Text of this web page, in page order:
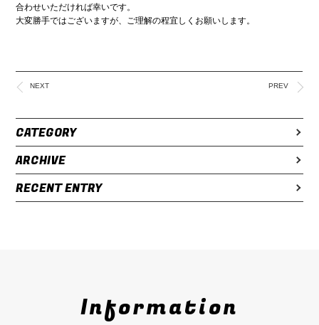
合わせいただければ幸いです。
大変勝手ではございますが、ご理解の程宜しくお願いします。
NEXT PREV
CATEGORY
ARCHIVE
RECENT ENTRY
Information